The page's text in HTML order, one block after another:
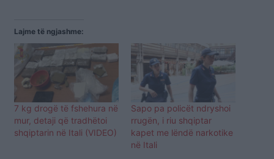
Lajme të ngjashme:
7 kg drogë të fshehura në
mur, detaji që tradhëtoi
shqiptarin në Itali (VIDEO)
Sapo pa policët ndryshoi
rrugën, i riu shqiptar
kapet me lëndë narkotike
në Itali